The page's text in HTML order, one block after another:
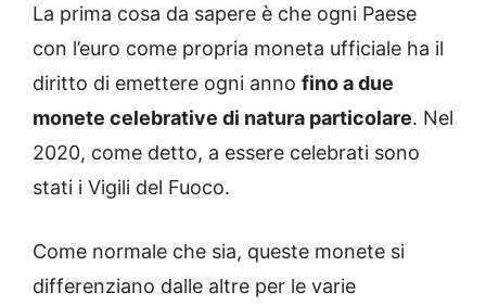
La prima cosa da sapere è che ogni Paese
con l’euro come propria moneta ufficiale ha il
diritto di emettere ogni anno fino a due
monete celebrative di natura particolare. Nel
2020, come detto, a essere celebrati sono
stati i Vigili del Fuoco.
Come normale che sia, queste monete si
differenziano dalle altre per le varie